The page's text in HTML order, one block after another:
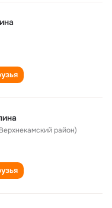
район)